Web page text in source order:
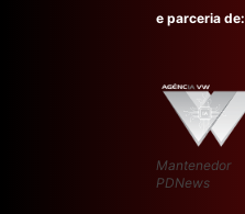
e parceria de:
Mantenedor
PDNews